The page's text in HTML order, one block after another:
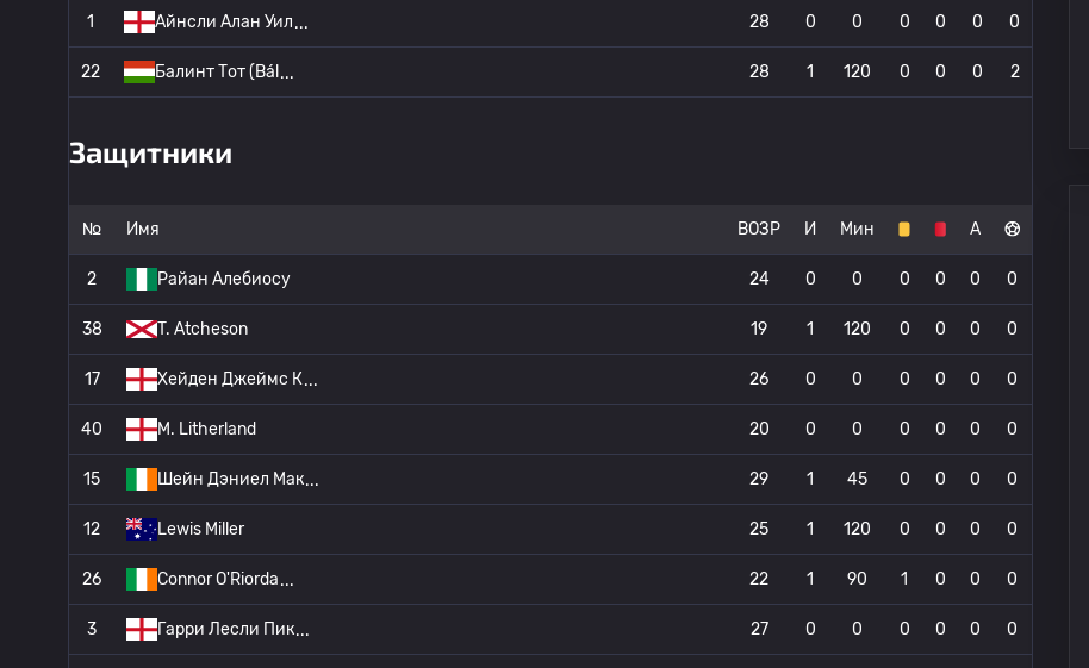
1 Айнсли Алан Уил 28 0 0 0 0 0 0
22 Балинт Тот (Bál 28 1 120 0 0 0 2
Защитники
№ Имя ВОЗР И Мин А
2 Райан Алебиосу 24 0 0 0 0 0 0
38 T. Atcheson 19 1 120 0 0 0 0
17 Хейден Джеймс К 26 0 0 0 0 0 0
40 M. Litherland 20 0 0 0 0 0 0
15 Шейн Дэниел Мак 29 1 45 0 0 0 0
12 Lewis Miller 25 1 120 0 0 0 0
26 Connor O'Riorda 22 1 90 1 0 0 0
3 Гарри Лесли Пик 27 0 0 0 0 0 0